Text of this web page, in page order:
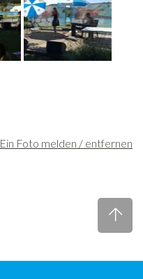
Ein Foto melden / entfernen